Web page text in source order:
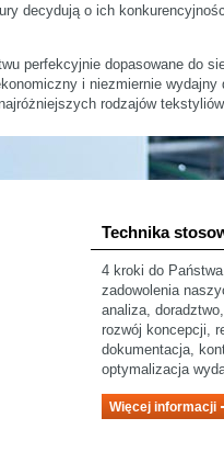
decydują o ich
perfekcyjnie dopasowane do
i niezmiernie wydajny
rodzajów
Technika
4 kroki do
zadowolenia
analiza,
rozwój koncepcji,
dokumentacja,
optymalizacja
Więcej informacji